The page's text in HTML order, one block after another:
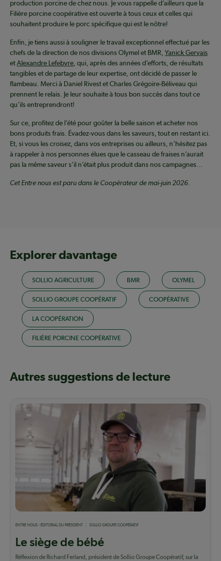
production porcine de chez nous. Je vous rappelle d’ailleurs que la
Filière porcine coopérative est ouverte à tous ceux et celles qui
souhaitent produire le porc spécifique qui est le nôtre!
Enfin, je tiens aussi à souligner le travail exceptionnel effectué par les
chefs de la direction de nos divisions Olymel et BMR, Yanick Gervais
etAlexandre Lefebvre, qui, après des années d’efforts, de résultats
tangibles et de partage de leur expertise, ont décidé de passer le
flambeau. Merci à Daniel Rivest et Charles Grégoire-Béliveau qui
prennent le relais. Je leur souhaite à tous bon succès dans tout ce
qu’ils entreprendront!
Sur ce, profitez de l’été pour goûter la belle saison et acheter nos
bons produits frais. Évadez-vous dans les saveurs, tout en restant ici.
Et, si vous les croisez, dans vos entreprises ou ailleurs, n’hésitez pas
à rappeler à nos personnes élues que le casseau de fraises n’aurait
pas la même saveur s’il n’était plus produit dans nos campagnes…
Cet Entre nous est paru dans le Coopérateur de mai-juin 2026.
Explorer davantage
SOLLIO AGRICULTURE BMR OLYMEL
SOLLIO GROUPE COOPÉRATIF COOPÉRATIVE
LA COOPÉRATION
FILIÈRE PORCINE COOPÉRATIVE
Autres suggestions de lecture
ENTRE NOUS - ÉDITORIAL DU PRÉSIDENT SOLLIO GROUPE COOPÉRATIF
Le siège de bébé
Réflexion de Richard Ferland, président de Sollio Groupe Coopératif, sur la